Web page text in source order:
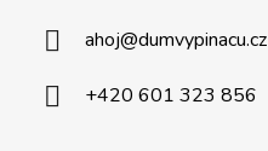
ahoj@dumvypinacu.cz
+420 601 323 856